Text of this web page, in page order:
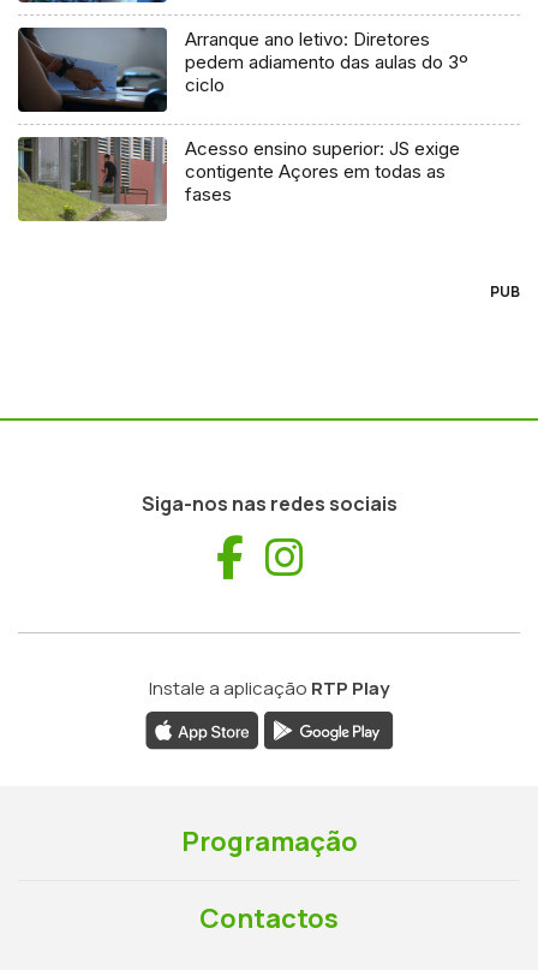
Arranque ano letivo: Diretores
pedem adiamento das aulas do 3º
ciclo
Acesso ensino superior: JS exige
contigente Açores em todas as
fases
PUB
Siga-nos nas redes sociais
Facebook
Instale a aplicação RTP Play
Programação
Contactos